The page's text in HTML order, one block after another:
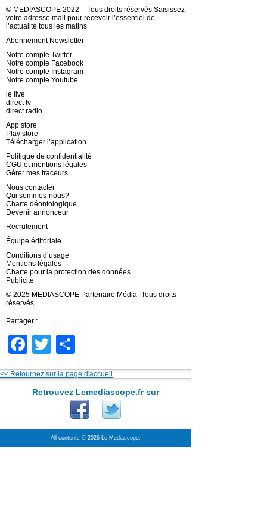
© MEDIASCOPE 2022 – Tous droits réservés Saisissez
votre adresse mail pour recevoir l’essentiel de
l’actualité tous les matins
Abonnement Newsletter
Notre compte Twitter
Notre compte Facebook
Notre compte Instagram
Notre compte Youtube
le live
direct tv
direct radio
App store
Play store
Télécharger l’application
Politique de confidentialité
CGU et mentions légales
Gérer mes traceurs
Nous contacter
Qui sommes-nous?
Charte déontologique
Devenir annonceur
Recrutement
Équipe éditoriale
Conditions d’usage
Mentions légales
Charte pour la protection des données
Publicité
© 2025 MEDIASCOPE Partenaire Média- Tous droits
réservés
Partager :
Facebook
Twitter
<< Retournez sur la page d'accueil
Retrouvez Lemediascope.fr sur
All contents © 2026 Le Mediascope.